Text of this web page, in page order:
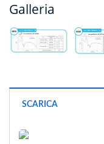
Galleria
SCARICA